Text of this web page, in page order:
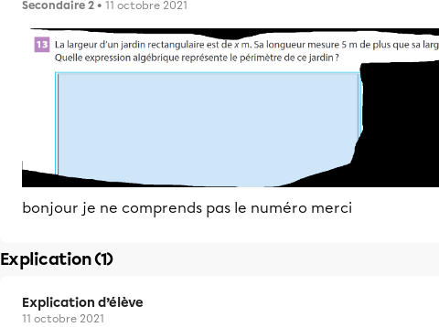
Secondaire 2 • 11 octobre 2021
bonjour je ne comprends pas le numéro merci
Explication (1)
Explication d’élève
11 octobre 2021